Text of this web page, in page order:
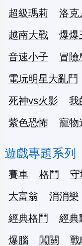
超級瑪莉 洛克
越南大戰
爆爆
音速小子
冒險
電玩明星大亂鬥
死神vs火影
我
紫色恐怖
寵物
遊戲專題系列
賽車 格鬥 守
大富翁
消消樂
經典格鬥
經典
爆腦
闖關 戰